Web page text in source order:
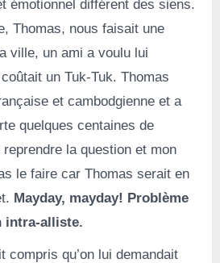
émotionnel différent des siens.
Thomas, nous faisait une
ville, un ami a voulu lui
un Tuk-Tuk. Thomas
et cambodgienne et a
quelques centaines de
la question et mon
le faire car Thomas serait en
Mayday, mayday! Problème
intra-alliste.
compris qu’on lui demandait